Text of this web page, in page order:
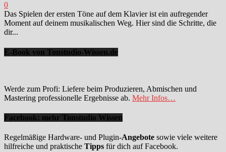
0
Das Spielen der ersten Töne auf dem Klavier ist ein aufregender
Moment auf deinem musikalischen Weg. Hier sind die Schritte, die
dir...
E-Book von Tonstudio-Wissen.de
Werde zum Profi: Liefere beim Produzieren, Abmischen und
Mastering professionelle Ergebnisse ab. Mehr Infos…
Facebook: mehr Tonstudio Wissen
Regelmäßige Hardware- und Plugin-Angebote sowie viele weitere
hilfreiche und praktische Tipps für dich auf Facebook.